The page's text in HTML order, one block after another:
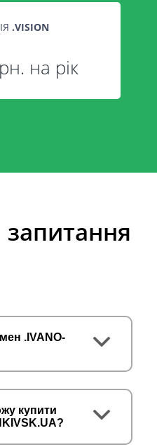
.VISION
на рік
.IVANO-
купити